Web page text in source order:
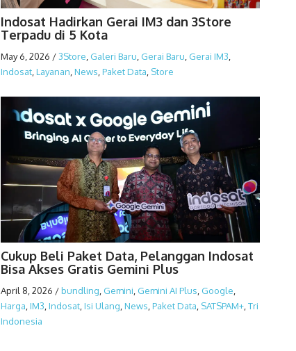
Indosat Hadirkan Gerai IM3 dan 3Store
Terpadu di 5 Kota
May 6, 2026 /3Store Galeri Baru Gerai Baru Gerai IM3
Indosat, Layanan News Paket Data Store
Cukup Beli Paket Data, Pelanggan Indosat
Bisa Akses Gratis Gemini Plus
April 8, 2026 /bundling Gemini Gemini AI Plus Google
Harga IM3 Indosat, Isi Ulang News Paket Data SATSPAM+, Tri
Indonesia